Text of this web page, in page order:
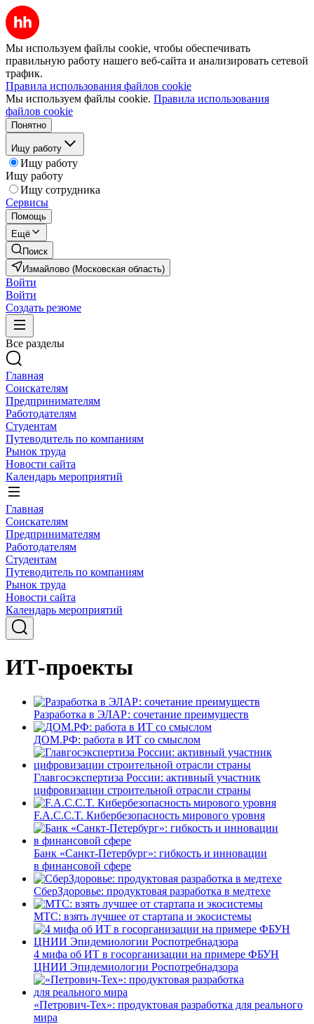
Мы используем файлы cookie, чтобы обеспечивать
правильную работу нашего веб-сайта и анализировать сетевой
трафик.
Правила использования файлов cookie
Мы используем файлы cookie. Правила использования
файлов cookie
Понятно
Ищу работу
Ищу работу
Ищу работу
Ищу сотрудника
Сервисы
Помощь
Ещё
Поиск
Измайлово (Московская область)
Войти
Войти
Создать резюме
Все разделы
Главная
Соискателям
Предпринимателям
Работодателям
Студентам
Путеводитель по компаниям
Рынок труда
Новости сайта
Календарь мероприятий
Главная
Соискателям
Предпринимателям
Работодателям
Студентам
Путеводитель по компаниям
Рынок труда
Новости сайта
Календарь мероприятий
ИТ-проекты
Разработка в ЭЛАР: сочетание преимуществ
ДОМ.РФ: работа в ИТ со смыслом
Главгосэкспертиза России: активный участник
цифровизации строительной отрасли страны
F.A.C.C.T. Кибербезопасность мирового уровня
Банк «Санкт-Петербург»: гибкость и инновации
в финансовой сфере
СберЗдоровье: продуктовая разработка в медтехе
МТС: взять лучшее от стартапа и экосистемы
4 мифа об ИТ в госорганизации на примере ФБУН
ЦНИИ Эпидемиологии Роспотребнадзора
«Петрович-Тех»: продуктовая разработка для реального
мира